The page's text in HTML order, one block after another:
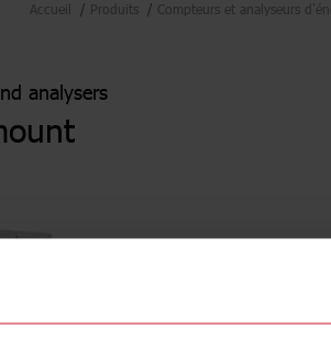
Accueil Produits Compteurs et analyseurs
analysers